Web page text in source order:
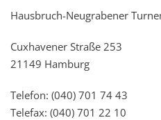
Hausbruch-Neugrabener
Cuxhavener Straße 253
21149 Hamburg
Telefon: (040) 701 74 43
Telefax: (040) 701 22 10